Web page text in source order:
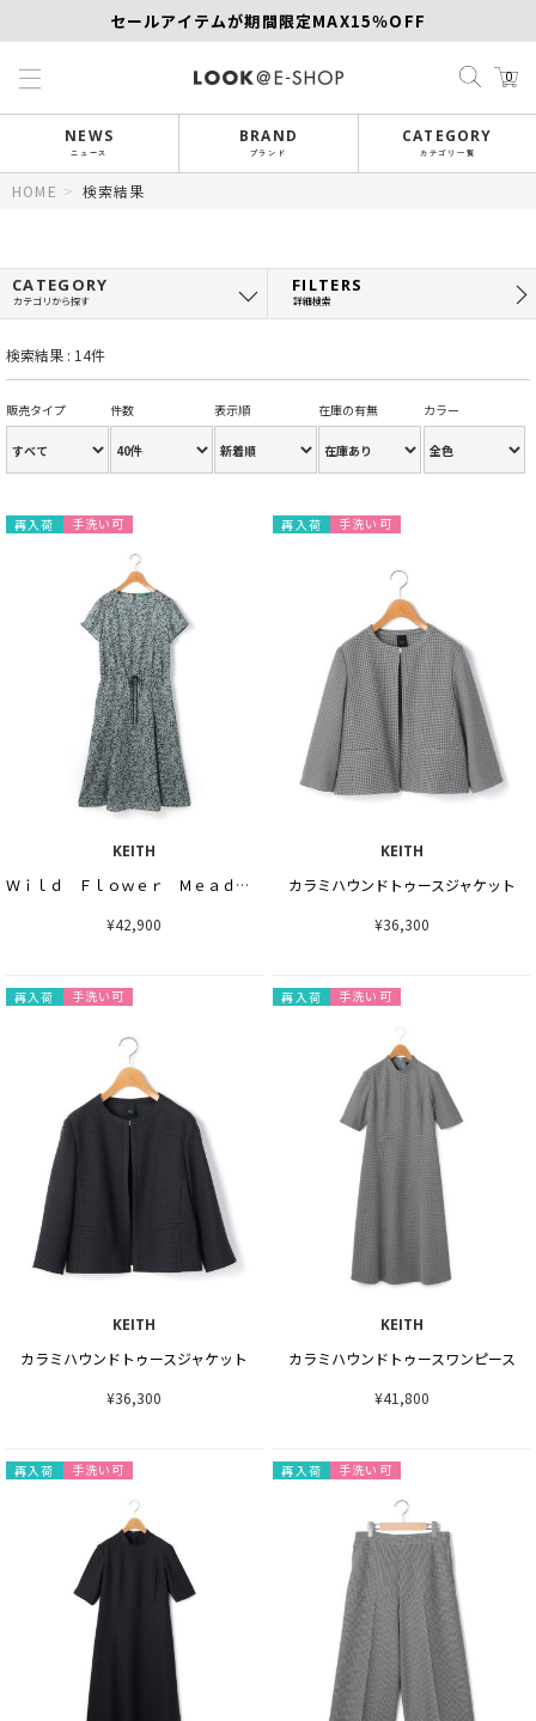
セールアイテムが期間限定MAX15％OFF
0
NEWS
ニュース
BRAND
ブランド
CATEGORY
カテゴリ一覧
HOME > 検索結果
CATEGORY
カテゴリから探す
FILTERS
詳細検索
検索結果 : 14件
販売タイプ 件数 表示順 在庫の有無 カラー
再入荷 手洗い可
KEITH
Ｗｉｌｄ Ｆｌｏｗｅｒ Ｍｅａｄｏｗワンピース
¥42,900
再入荷 手洗い可
KEITH
カラミハウンドトゥースジャケット
¥36,300
再入荷 手洗い可
KEITH
カラミハウンドトゥースジャケット
¥36,300
再入荷 手洗い可
KEITH
カラミハウンドトゥースワンピース
¥41,800
再入荷 手洗い可 再入荷 手洗い可